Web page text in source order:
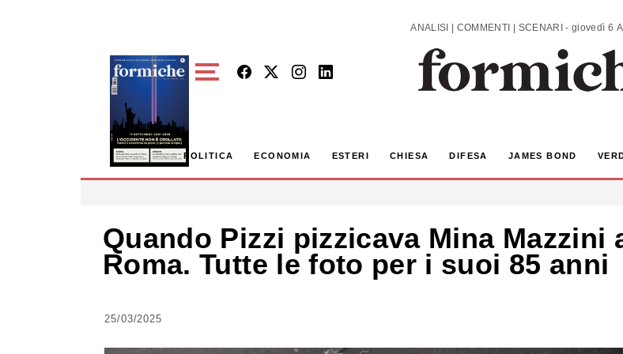
ANALISI | COMMENTI |
POLITICA ECONOMIA ESTERI CHIESA DIFESA JAMES BOND
Quando Pizzi pizzicava Mina Mazzini
Roma. Tutte le foto per i suoi 85 anni
25/03/2025